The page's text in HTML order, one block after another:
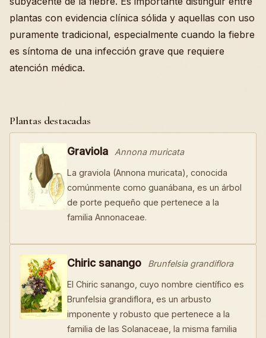
plantas con evidencia clínica sólida y aquellas con uso
puramente tradicional, especialmente cuando la fiebre
es síntoma de una infección grave que requiere
atención médica.
Plantas destacadas
Graviola Annona muricata
La graviola (Annona muricata), conocida
comúnmente como guanábana, es un árbol
de porte pequeño que pertenece a la
familia Annonaceae.
Chiric sanango Brunfelsia grandiflora
El Chiric sanango, cuyo nombre científico es
Brunfelsia grandiflora, es un arbusto
imponente y robusto que pertenece a la
familia de las Solanaceae, la misma familia